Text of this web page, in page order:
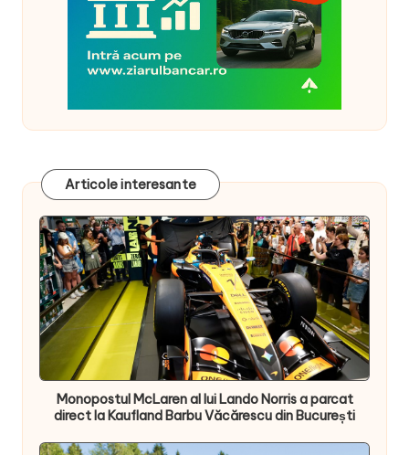
Articole interesante
Monopostul McLaren al lui Lando Norris a parcat
direct la Kaufland Barbu Văcărescu din București